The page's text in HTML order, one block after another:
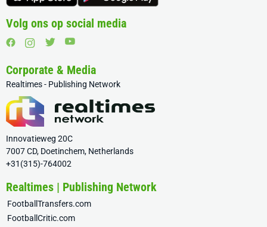
Volg ons op social media
Corporate & Media
Realtimes - Publishing Network
Innovatieweg 20C
7007 CD, Doetinchem, Netherlands
+31(315)-764002
Realtimes | Publishing Network
FootballTransfers.com
FootballCritic.com